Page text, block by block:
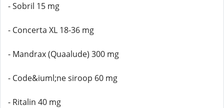
- Sobril 15 mg
- Concerta XL 18-36 mg
- Mandrax (Quaalude) 300 mg
- Code&iuml;ne siroop 60 mg
- Ritalin 40 mg